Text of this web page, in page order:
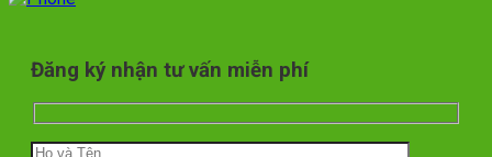
Đăng ký nhận tư vấn miễn phí